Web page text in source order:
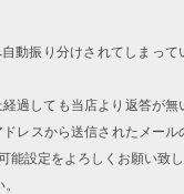
動振り分けされてしまって
過しても当店より返答が無
レスから送信されたメール
設定をよろしくお願い致し